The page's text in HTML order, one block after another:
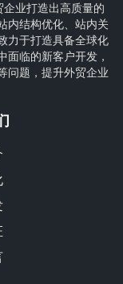
业打造出高质量的
内结构优化、站内关
力于打造具备全球化
面临的新客户开发，
问题，提升外贸企业